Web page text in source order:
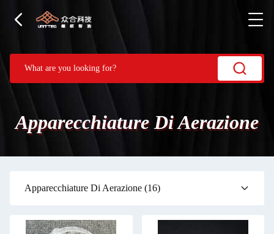
Apparecchiature Di Aerazione
Apparecchiature Di Aerazione (16)